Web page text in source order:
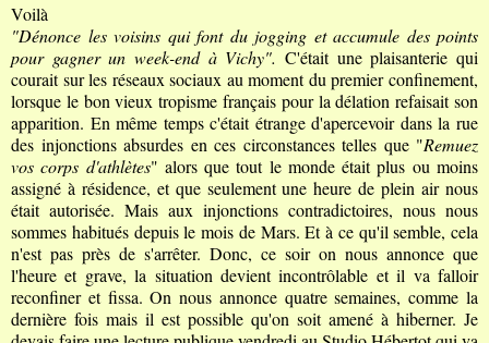
Voilà
"Dénonce les voisins qui font du jogging et accumule des points
pour gagner un week-end à Vichy". C'était une plaisanterie qui
courait sur les réseaux sociaux au moment du premier confinement,
lorsque le bon vieux tropisme français pour la délation refaisait son
apparition. En même temps c'était étrange d'apercevoir dans la rue
des injonctions absurdes en ces circonstances telles que "Remuez
vos corps d'athlètes" alors que tout le monde était plus ou moins
assigné à résidence, et que seulement une heure de plein air nous
était autorisée. Mais aux injonctions contradictoires, nous nous
sommes habitués depuis le mois de Mars. Et à ce qu'il semble, cela
n'est pas près de s'arrêter. Donc, ce soir on nous annonce que
l'heure et grave, la situation devient incontrôlable et il va falloir
reconfiner et fissa. On nous annonce quatre semaines, comme la
dernière fois mais il est possible qu'on soit amené à hiberner. Je